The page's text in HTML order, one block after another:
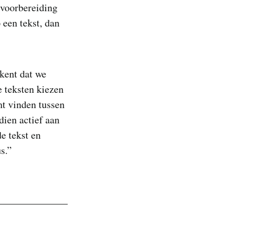
tekst, dan
dat we
kiezen
vinden tussen
actief aan
tekst en